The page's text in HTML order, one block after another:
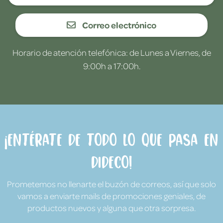
Correo electrónico
Horario de atención telefónica: de Lunes a Viernes, de
9:00h a 17:00h.
¡Entérate de todo lo que pasa en
Dideco!
Prometemos no llenarte el buzón de correos, así que solo
vamos a enviarte mails de promociones geniales, de
productos nuevos y alguna que otra sorpresa.